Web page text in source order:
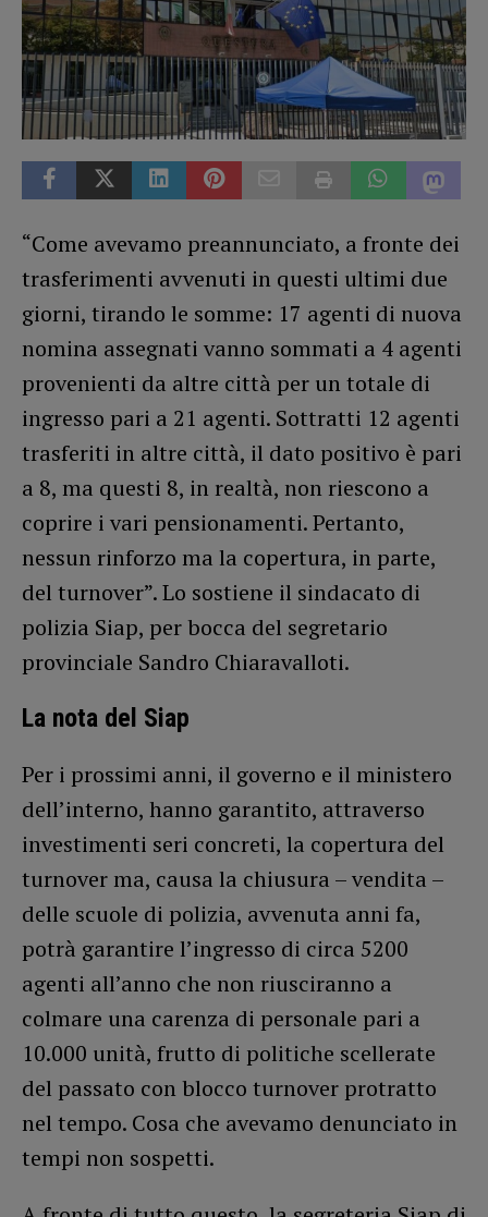
“Come avevamo preannunciato, a fronte dei
trasferimenti avvenuti in questi ultimi due
giorni, tirando le somme: 17 agenti di nuova
nomina assegnati vanno sommati a 4 agenti
provenienti da altre città per un totale di
ingresso pari a 21 agenti. Sottratti 12 agenti
trasferiti in altre città, il dato positivo è pari
a 8, ma questi 8, in realtà, non riescono a
coprire i vari pensionamenti. Pertanto,
nessun rinforzo ma la copertura, in parte,
del turnover”. Lo sostiene il sindacato di
polizia Siap, per bocca del segretario
provinciale Sandro Chiaravalloti.
La nota del Siap
Per i prossimi anni, il governo e il ministero
dell’interno, hanno garantito, attraverso
investimenti seri concreti, la copertura del
turnover ma, causa la chiusura – vendita –
delle scuole di polizia, avvenuta anni fa,
potrà garantire l’ingresso di circa 5200
agenti all’anno che non riusciranno a
colmare una carenza di personale pari a
10.000 unità, frutto di politiche scellerate
del passato con blocco turnover protratto
nel tempo. Cosa che avevamo denunciato in
tempi non sospetti.